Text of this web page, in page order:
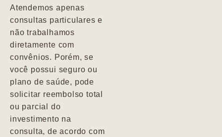
Atendemos apenas
consultas particulares e
não trabalhamos
diretamente com
convênios. Porém, se
você possui seguro ou
plano de saúde, pode
solicitar reembolso total
ou parcial do
investimento na
consulta, de acordo com